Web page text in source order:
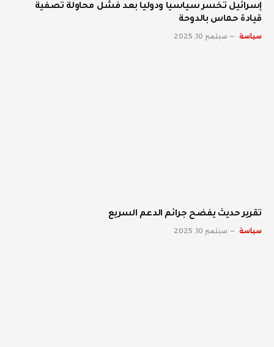
إسرائيل تخسر سياسيا ودوليا بعد فشل محاولة تصفية
قيادة حماس بالدوحة
سياسة سبتمبر 10, 2025
تقرير حديث يفضح جرائم الدعم السريع
سياسة سبتمبر 10, 2025